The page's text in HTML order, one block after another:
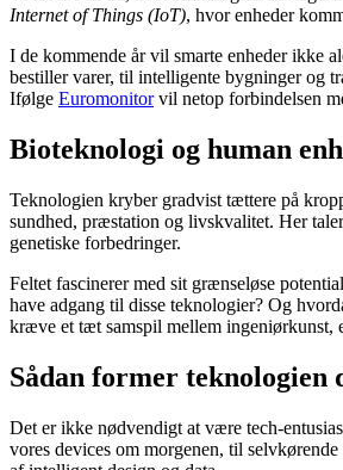
Internet of Things (IoT), hvor enheder
I de kommende år vil smarte enheder ikke
bestiller varer, til intelligente bygninger og
Ifølge Euromonitorvil netop forbindelsen
Bioteknologi og human
Teknologien kryber gradvist tættere på
sundhed, præstation og livskvalitet. Her
genetiske forbedringer.
Feltet fascinerer med sit grænseløse
have adgang til disse teknologier? Og
kræve et tæt samspil mellem ingeniørkunst,
Sådan former teknologien
Det er ikke nødvendigt at være tech-
vores devices om morgenen, til